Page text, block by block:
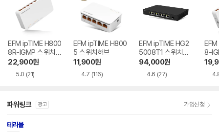
EFM ipTIME H800
8R-IGMP 스위치허
브
22,900원
5.0 (21)
EFM ipTIME H800
5 스위치허브
11,900원
4.7 (116)
EFM ipTIME HG2
5008T1 스위치허
브
94,000원
4.6 (27)
8-
브
파워링크 광고 가입신청
테라몰